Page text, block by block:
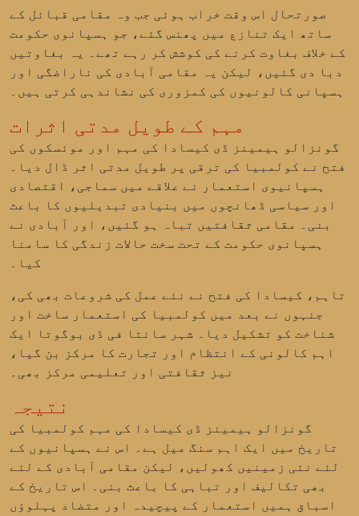
صورتحال اس وقت خراب ہوئی جب وہ مقامی قبائل کے
ساتھ ایک تنازع میں پھنس گئے، جو ہسپانوی حکومت
کے خلاف بغاوت کرنے کی کوشش کر رہے تھے۔ یہ بغاوتیں
دبا دی گئیں، لیکن یہ مقامی آبادی کی ناراضگی اور
ہسپانی کالونیوں کی کمزوری کی نشاندہی کرتی ہیں۔
مہم کے طویل مدتی اثرات
گونزالو ہیمینز ڈی کیسادا کی مہم اور موئسکوں کی
فتح نے کولمبیا کی ترقی پر طویل مدتی اثر ڈال دیا۔
ہسپانیوی استعمار نے علاقے میں سماجی، اقتصادی
اور سیاسی ڈھانچوں میں بنیادی تبدیلیوں کا باعث
بنی۔ مقامی ثقافتیں تباہ ہو گئیں، اور آبادی نے
ہسپانوی حکومت کے تحت سخت حالات زندگی کا سامنا
کیا۔
تاہم، کیسادا کی فتح نے نئے عمل کی شروعات بھی کی،
جنہوں نے بعد میں کولمبیا کی استعمار ساخت اور
شناخت کو تشکیل دیا۔ شہر سانتا فی ڈی بوگوتا ایک
اہم کالونی کے انتظام اور تجارت کا مرکز بن گیا،
نیز ثقافتی اور تعلیمی مرکز بھی۔
نتیجہ
گونزالو ہیمینز ڈی کیسادا کی مہم کولمبیا کی
تاریخ میں ایک اہم سنگ میل ہے۔ اس نے ہسپانیوں کے
لئے نئی زمینیں کھولیں، لیکن مقامی آبادی کے لئے
بھی تکالیف اور تباہی کا باعث بنی۔ اس تاریخ کے
اسباق ہمیں استعمار کے پیچیدہ اور متضاد پہلوؤں